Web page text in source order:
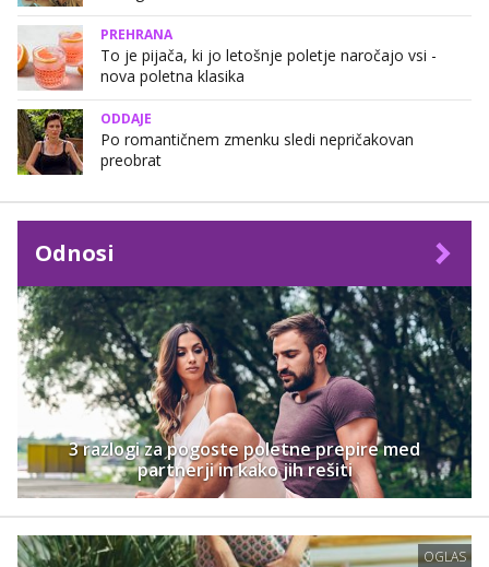
PREHRANA
To je pijača, ki jo letošnje poletje naročajo vsi -
nova poletna klasika
ODDAJE
Po romantičnem zmenku sledi nepričakovan
preobrat
Odnosi
3 razlogi za pogoste poletne prepire med
partnerji in kako jih rešiti
OGLAS